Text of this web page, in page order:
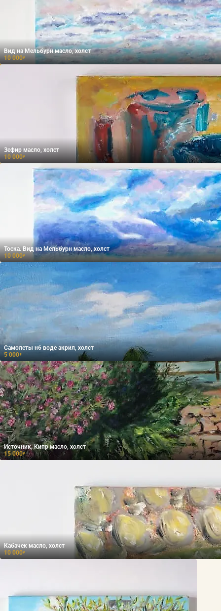
Вид на Мельбурн масло, холст
10 000₽
Зефир масло, холст
10 000₽
Тоска. Вид на Мельбурн масло, холст
10 000₽
Самолеты н6 воде акрил, холст
5 000₽
Источник, Кипр масло, холст
15 000₽
Кабачек масло, холст
10 000₽